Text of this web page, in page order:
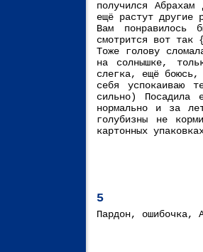
получился
ещё растут другие
Вам
смотрится вот так
Тоже голову
на солнышке,
слегка, ещё боюсь,
себя успокаиваю
сильно) Посадила
нормально и за
голубизны не
картонных
5
Пардон, ошибочка,